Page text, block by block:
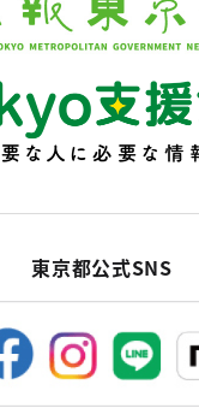
東京都公式SNS